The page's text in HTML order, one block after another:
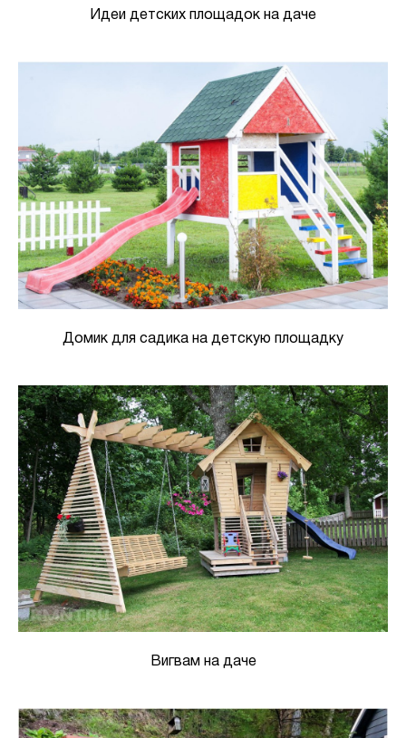
Идеи детских площадок на даче
Домик для садика на детскую площадку
Вигвам на даче